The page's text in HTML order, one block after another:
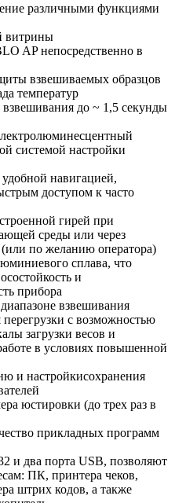
различными функциями
витрины
AP непосредственно в
взвешиваемых образцов
температур
взвешивания до ~ 1,5 секунды
системой настройки
навигацией,
доступом к часто
гирей при
среды или через
по желанию оператора)
сплава, что
и
прибора
взвешивания
с возможностью
загрузки весов и
в условиях повышенной
и настройкисохранения
юстировки (до трех раз в
прикладных программ
и два порта USB, позволяют
ПК, принтера чеков,
штрих кодов, а также